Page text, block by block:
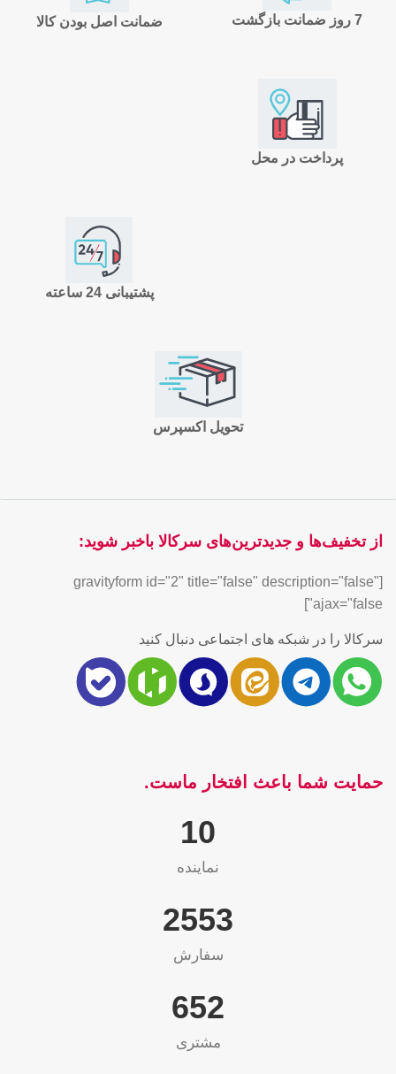
ضمانت اصل بودن کالا 7 روز ضمانت بازگشت
پرداخت در محل
پشتیبانی 24 ساعته
تحویل اکسپرس
از تخفیف‌ها و جدیدترین‌های سرکالا باخبر شوید:
[gravityform id="2" title="false" description="false"
ajax="false"]
سرکالا را در شبکه های اجتماعی دنبال کنید
حمایت شما باعث افتخار ماست.
10
نماینده
2565
سفارش
655
مشتری